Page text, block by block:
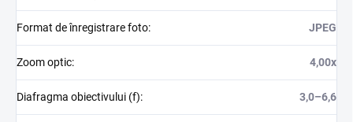
Format de înregistrare foto: JPEG
Zoom optic: 4,00x
Diafragma obiectivului (f): 3,0–6,6